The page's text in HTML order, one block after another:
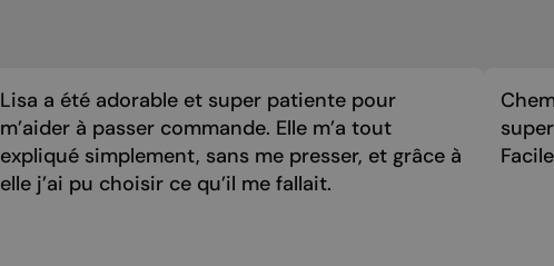
Lisa a été adorable et super patiente pour
m’aider à passer commande. Elle m’a tout
expliqué simplement, sans me presser, et grâce à
elle j’ai pu choisir ce qu’il me fallait.